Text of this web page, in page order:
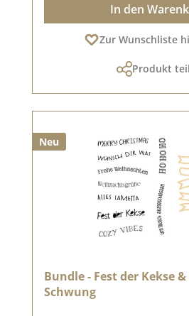
In den
Zur Wunschliste
Produkt
Neu
Bundle - Fest der Kekse
Schwung